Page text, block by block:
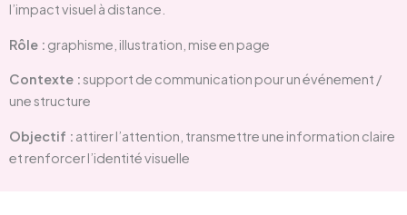
l’impact visuel à distance.
Rôle : graphisme illustration mise en page
Contexte :support de communication pour un événement /
une structure
Objectif : attirer l’attention, transmettre une information claire
et renforcer l’identité visuelle